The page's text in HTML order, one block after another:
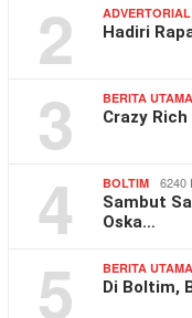
2 ADVERTORIAL
Hadiri
3 BERITA UTAMA
Crazy
4 BOLTIM 6240
Sambut
Oska…
5 BERITA UTAMA
Di Boltim,